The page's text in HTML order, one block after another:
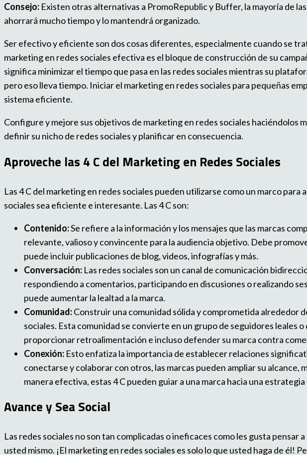
Consejo: Existen otras alternativas a PromoRepublic y Buffer, la mayoría de
ahorrará mucho tiempo y lo mantendrá organizado.
Ser efectivo y eficiente son dos cosas diferentes, especialmente cuando se
marketing en redes sociales efectiva es el bloque de construcción de su
significa minimizar el tiempo que pasa en las redes sociales mientras su
pero eso lleva tiempo. Iniciar el marketing en redes sociales para pequeñas
sistema eficiente.
Configure y mejore sus objetivos de marketing en redes sociales haciéndolos
definir su nicho de redes sociales y planificar en consecuencia.
Aproveche las 4 C del Marketing en Redes Sociales
Las 4 C del marketing en redes sociales pueden utilizarse como un marco
sociales sea eficiente e interesante. Las 4 C son:
Contenido:Se refiere a la información y los mensajes que las marcas
relevante, valioso y convincente para la audiencia objetivo. Debe
puede incluir publicaciones de blog, videos, infografías y más.
Conversación: Las redes sociales son un canal de comunicación
respondiendo a comentarios, participando en discusiones o realizando
puede aumentar la lealtad a la marca.
Comunidad:Construir una comunidad sólida y comprometida alrededor
sociales. Esta comunidad se convierte en un grupo de seguidores leales
proporcionar retroalimentación e incluso defender su marca contra
Conexión: Esto enfatiza la importancia de establecer relaciones
conectarse y colaborar con otros, las marcas pueden ampliar su alcance,
manera efectiva, estas 4 C pueden guiar a una marca hacia una
Avance y Sea Social
Las redes sociales no son tan complicadas o ineficaces como les gusta
usted mismo. ¡El marketing en redes sociales es solo lo que usted haga de él!